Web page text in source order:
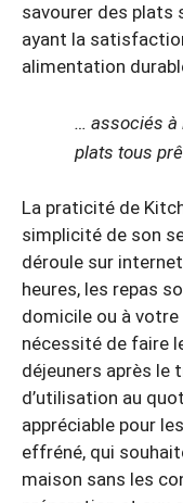
savourer des plats
ayant la
alimentation
… associés à
plats tous
La praticité de
simplicité de son
déroule sur
heures, les repas
domicile ou à votre
nécessité de faire
déjeuners après le
d’utilisation au
appréciable pour
effréné, qui
maison sans les